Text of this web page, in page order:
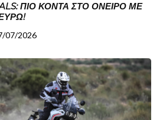
ΠΙΟ ΚΟΝΤΆ ΣΤΟ ΌΝΕΙΡΟ ΜΕ
07/2026